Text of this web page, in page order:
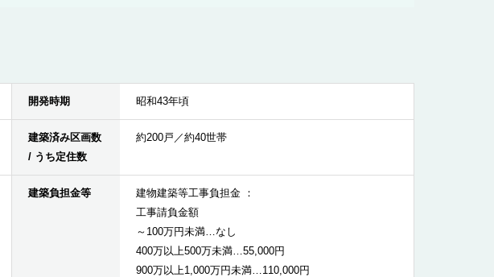
開発時期 昭和43年頃
建築済み区画数
/ うち定住数
約200戸／約40世帯
建築負担金等
建物建築等工事負担金 ：
工事請負金額
～100万円未満…なし
400万以上500万未満…55,000円
900万以上1,000万円未満…110,000円